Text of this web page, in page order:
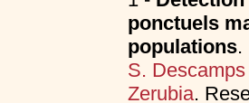
ponctuels
populations.
S. Descamps
Zerubia.